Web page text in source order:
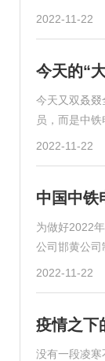
2022-11-22
今天的“
今天又双叒叕
员，而是中
2022-11-22
中国中铁
为做好2022
公司邯黄公
2022-11-22
疫情之下
没有一段凌